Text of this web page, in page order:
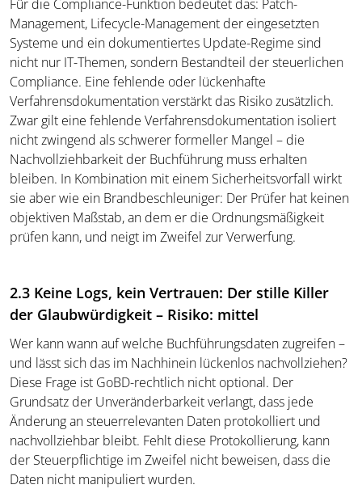
Für die Compliance-Funktion bedeutet das: Patch-
Management, Lifecycle-Management der eingesetzten
Systeme und ein dokumentiertes Update-Regime sind
nicht nur IT-Themen, sondern Bestandteil der steuerlichen
Compliance. Eine fehlende oder lückenhafte
Verfahrensdokumentation verstärkt das Risiko zusätzlich.
Zwar gilt eine fehlende Verfahrensdokumentation isoliert
nicht zwingend als schwerer formeller Mangel – die
Nachvollziehbarkeit der Buchführung muss erhalten
bleiben. In Kombination mit einem Sicherheitsvorfall wirkt
sie aber wie ein Brandbeschleuniger: Der Prüfer hat keinen
objektiven Maßstab, an dem er die Ordnungsmäßigkeit
prüfen kann, und neigt im Zweifel zur Verwerfung.
2.3 Keine Logs, kein Vertrauen: Der stille Killer
der Glaubwürdigkeit – Risiko: mittel
Wer kann wann auf welche Buchführungsdaten zugreifen –
und lässt sich das im Nachhinein lückenlos nachvollziehen?
Diese Frage ist GoBD-rechtlich nicht optional. Der
Grundsatz der Unveränderbarkeit verlangt, dass jede
Änderung an steuerrelevanten Daten protokolliert und
nachvollziehbar bleibt. Fehlt diese Protokollierung, kann
der Steuerpflichtige im Zweifel nicht beweisen, dass die
Daten nicht manipuliert wurden.